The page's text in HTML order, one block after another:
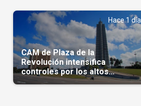
Hace 1 día
CAM de Plaza de la
Revolución intensifica
controles por los altos
precios en las Mipymes